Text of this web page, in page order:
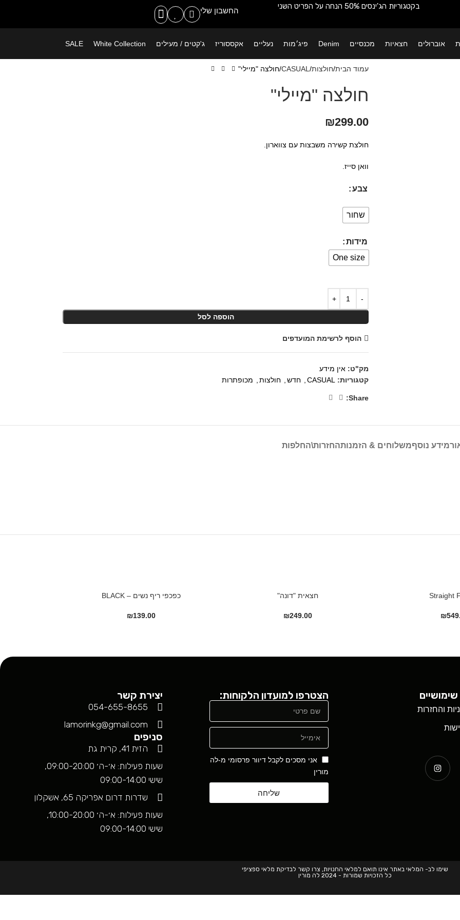
בקטגוריות הג'ינסים 50% הנחה על הפריט השני משלוח חינם ברכישה מעל 399 ש"ח החשבון שלי
אוברולים חצאיות מכנסיים Denim פיג׳מות נעליים אקססוריז ג'קטים / מעילים White Collection
SALE
עמוד הבית חולצות CASUAL חולצה "מיילי"
חולצה "מיילי"
₪299.00
חולצת קשירה משבצות עם צווארון.
וואן סייז.
צבע
שחור
מידות
One size
הוספה לסל
הוסף לרשימת המועדפים
מק"ט: אין מידע
קטגוריות:
CASUAL חדש חולצות מכופתרות
Share:
מידע נוסףמשלוחים & הזמנותהחזרות\החלפות
₪
חצאית "דונה"
₪249.00
כפכפי ריף נשים – BLACK
₪139.00
והחזרות
הצטרפו למועדון הלקוחות:
אני מסכים לקבל דיוור פרסומי מ-לה
מורין
שליחה
יצירת קשר
054-655-8655
lamorinkg@gmail.com
סניפים
הזית 41, קרית גת
שעות פעילות: א׳-ה׳ 09:00-20:00,
שישי 09:00-14:00
שדרות דרום אפריקה 65, אשקלון
שעות פעילות: א׳-ה׳ 10:00-20:00,
שישי 09:00-14:00
שימו לב- המלאי באתר אינו תואם למלאי החנויות, צרו קשר לבדיקת מלאי ספציפי
כל הזכויות שמורות - 2024 לה מורין